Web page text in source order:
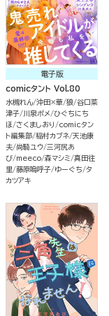
電子版
comicタント Vol.80
水槻れん 沖田×華 狼 谷口菜
津子
川泉ポメ ひぐちにち
ほ さくましおり
comicタン
ト編集部 稲村カブネ 天池康
夫 尚騎ユウ 三河尻あ
び meeco 森マシミ 真田往
里 藤原嗚呼子 ゆーぐち タ
カツアキ